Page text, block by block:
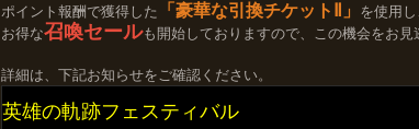
ポイント報酬で獲得した
「豪華な引換チケットⅡ」 を使用し
お得な召喚セールも開始しておりますので、この機会をお見
詳細は、下記お知らせをご確認ください。
英雄の軌跡フェスティバル